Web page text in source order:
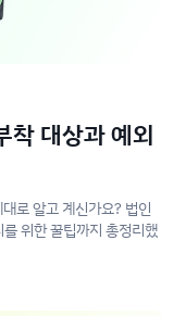
착 대상과 예외
로 알고 계신가요? 법인
위한 꿀팁까지 총정리했